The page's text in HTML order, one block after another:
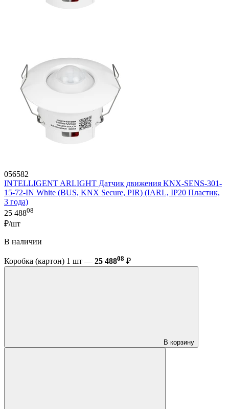
056582
INTELLIGENT ARLIGHT Датчик движения KNX-SENS-301-
15-72-IN White (BUS, KNX Secure, PIR) (IARL, IP20 Пластик,
3 года)
25 48808
₽/шт
В наличии
Коробка (картон) 1 шт — 25 48808 ₽
В корзину